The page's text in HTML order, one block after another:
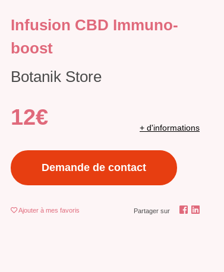
Infusion CBD Immuno-
boost
Botanik Store
12€ + d'informations
Demande de contact
Ajouter à mes favoris Partager sur